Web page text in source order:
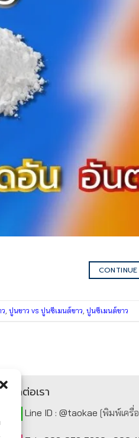
ปูนขาว vs ปูนซีเมนต์ขาว ปูนซีเมนต์ขาว
ติดต่อเรา
Line ID : @taokae [พิมพ์เครื่